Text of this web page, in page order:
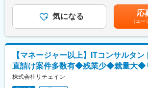
導入展開・運用保守までEnd to Endでサー
出来ます。
●同グループのコンサル企業との協業とな
■業務内容：
マルチモーダルLLM搭載のデータ構造化プ
「Stockmark A Technology（SAT）」の生
の推進
・生成AIを用いた新規事業企画や用途探索
・AI×SaaSを用いた組織的な企画プロセス
残業手当＞有＜給与補足＞※当社給与規定
を考慮した上で決定いたします。■昇給あ
■その他固定手当＝顧客と向き合う手当：2
トワーク準備一時金（初回給与にて一律5
目安の金額であり、選考を通じて上下する
給(月額)は固定手当を含めた表記です。
気になる 応
（エー
【マネージャー以上】ITコンサルタ
直請け案件多数有◆残業少◆裁量大◆
株式会社リチェイン